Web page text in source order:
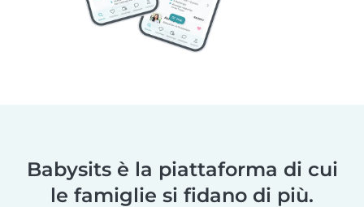
Babysits è la piattaforma di cui
le famiglie si fidano di più.